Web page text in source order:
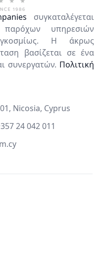
συγκαταλέγεται
υπηρεσιών
Η άκρως
βασίζεται σε ένα
συνεργατών. Πολιτική
Nicosia, Cyprus
24 042 011